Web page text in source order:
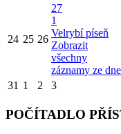
24 25 26
27
1
Velrybí píseň
Zobrazit
všechny
záznamy ze dne
31 1 2 3
POČÍTADLO